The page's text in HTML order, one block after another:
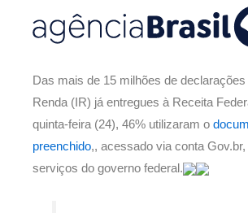
Das mais de 15 milhões de
Renda (IR) já entregues à Receita
quinta-feira (24), 46% utilizaram o
preenchido,, acessado via conta
serviços do governo federal.